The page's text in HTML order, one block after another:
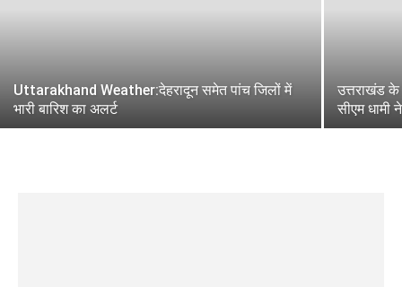
Uttarakhand Weather:देहरादून समेत पांच जिलों में
भारी बारिश का अलर्ट
उत्तराखंड के
सीएम धामी